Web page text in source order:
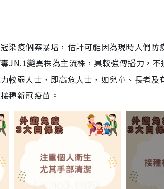
染疫個案暴增，估計可能因為現時人們防
JN.1變異株為主流株，具較強傳播力，
較弱人士，即高危人士，如兒童、長者及
種新冠疫苗。